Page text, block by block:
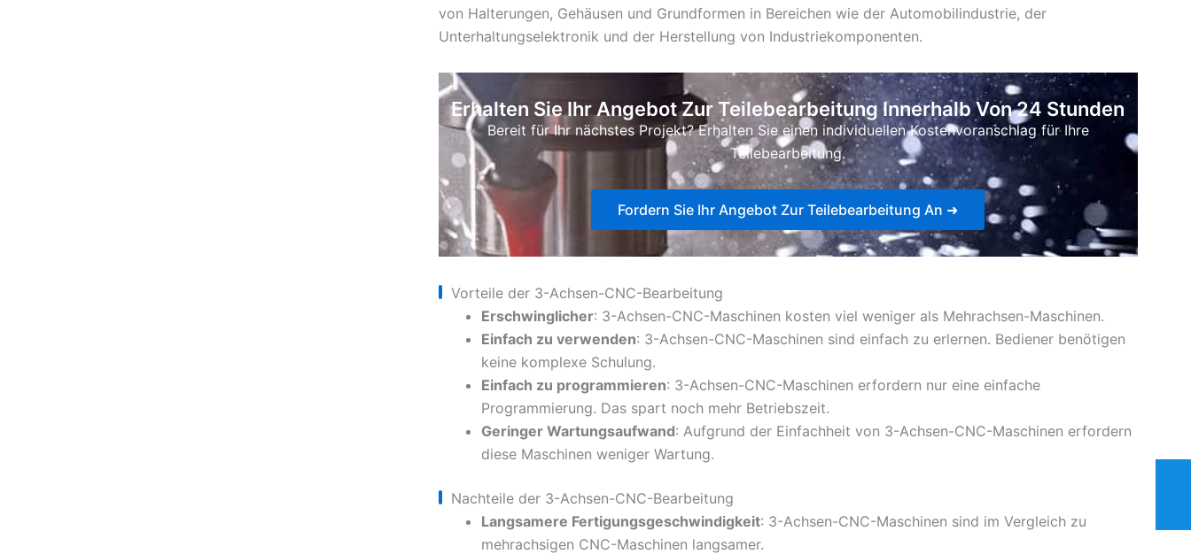
von Halterungen, Gehäusen und Grundformen in Bereichen wie der Automobilindustrie, der
Unterhaltungselektronik und der Herstellung von Industriekomponenten.
Erhalten Sie Ihr Angebot Zur Teilebearbeitung Innerhalb Von 24 Stunden
Bereit für Ihr nächstes Projekt? Erhalten Sie einen individuellen Kostenvoranschlag für Ihre
Teilebearbeitung.
Fordern Sie Ihr Angebot Zur Teilebearbeitung An ➜
Vorteile der 3-Achsen-CNC-Bearbeitung
Erschwinglicher: 3-Achsen-CNC-Maschinen kosten viel weniger als Mehrachsen-Maschinen.
Einfach zu verwenden: 3-Achsen-CNC-Maschinen sind einfach zu erlernen. Bediener benötigen
keine komplexe Schulung.
Einfach zu programmieren: 3-Achsen-CNC-Maschinen erfordern nur eine einfache
Programmierung. Das spart noch mehr Betriebszeit.
Geringer Wartungsaufwand: Aufgrund der Einfachheit von 3-Achsen-CNC-Maschinen erfordern
diese Maschinen weniger Wartung.
Nachteile der 3-Achsen-CNC-Bearbeitung
Langsamere Fertigungsgeschwindigkeit: 3-Achsen-CNC-Maschinen sind im Vergleich zu
mehrachsigen CNC-Maschinen langsamer.